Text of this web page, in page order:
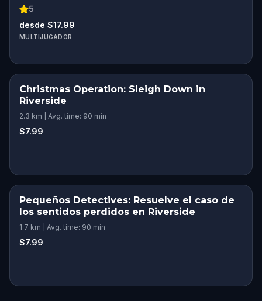
5
desde $17.99
MULTIJUGADOR
Christmas Operation: Sleigh Down in
Riverside
2.3 km | Avg. time: 90 min
$7.99
Pequeños Detectives: Resuelve el caso de
los sentidos perdidos en Riverside
1.7 km | Avg. time: 90 min
$7.99